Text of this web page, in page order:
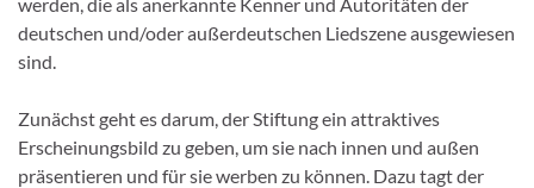
deutschen und/oder außerdeutschen Liedszene ausgewiesen
sind.
Zunächst geht es darum, der Stiftung ein attraktives
Erscheinungsbild zu geben, um sie nach innen und außen
präsentieren und für sie werben zu können. Dazu tagt der